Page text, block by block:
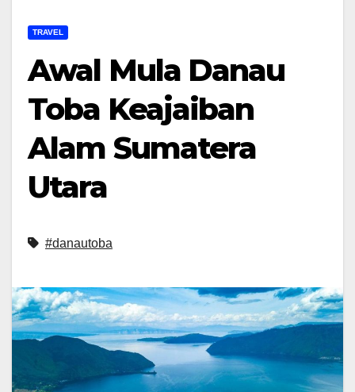
TRAVEL
Awal Mula Danau
Toba Keajaiban
Alam Sumatera
Utara
#danautoba